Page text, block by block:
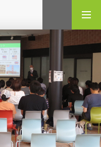
検索